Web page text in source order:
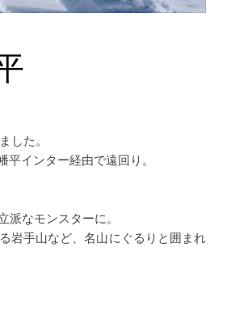
した。
インター経由で遠回り。
なモンスターに。
岩手山など、名山にぐるりと囲まれ